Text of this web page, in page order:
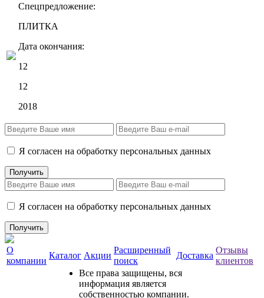
Спецпредложение:
ПЛИТКА
Дата окончания:
12
12
2018
Я согласен на обработку персональных данных
Я согласен на обработку персональных данных
О
компании
Каталог Акции
Расширенный
поиск
Доставка
Отзывы
клиентов
Все права защищены, вся
информация является
собственностью компании.